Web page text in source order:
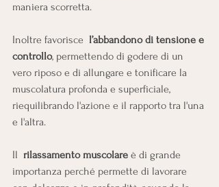
maniera scorretta.
Inoltre favorisce l’abbandono di tensione e
controllo, permettendo di godere di un
vero riposo e di allungare e tonificare la
muscolatura profonda e superficiale,
riequilibrando l'azione e il rapporto tra l'una
e l'altra.
Il rilassamento muscolare è di grande
importanza perché permette di lavorare